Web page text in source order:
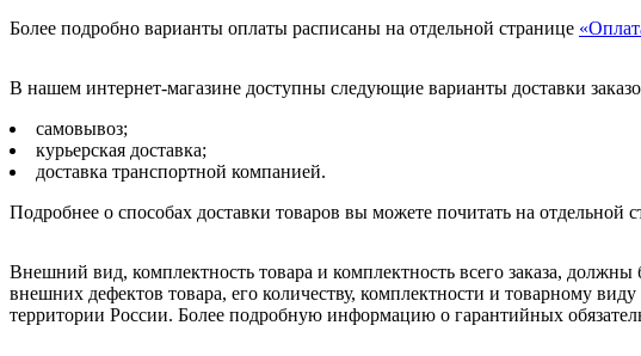
Более подробно варианты оплаты расписаны на отдельной странице
В нашем интернет-магазине доступны следующие варианты доставки
самовывоз;
курьерская доставка;
доставка транспортной компанией.
Подробнее о способах доставки товаров вы можете почитать на отдельной
Внешний вид, комплектность товара и комплектность всего заказа,
внешних дефектов товара, его количеству, комплектности и товарному
территории России. Более подробную информацию о гарантийных